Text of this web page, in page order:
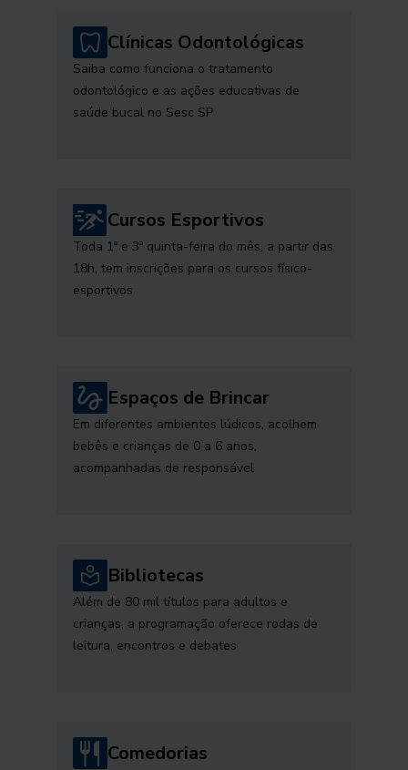
Clínicas Odontológicas
Saiba como funciona o tratamento
odontológico e as ações educativas de
saúde bucal no Sesc SP
Cursos Esportivos
Toda 1ª e 3ª quinta-feira do mês, a partir das
18h, tem inscrições para os cursos físico-
esportivos
Espaços de Brincar
Em diferentes ambientes lúdicos, acolhem
bebês e crianças de 0 a 6 anos,
acompanhadas de responsável
Bibliotecas
Além de 80 mil títulos para adultos e
crianças, a programação oferece rodas de
leitura, encontros e debates
Comedorias